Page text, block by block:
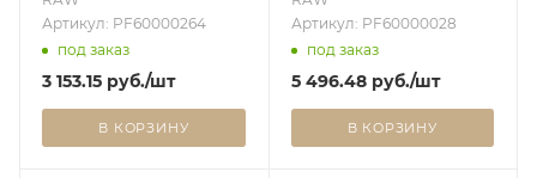
Артикул: PF60000264
под заказ
3 153.15 руб./шт
В КОРЗИНУ
Артикул: PF60000028
под заказ
5 496.48руб./шт
В КОРЗИНУ